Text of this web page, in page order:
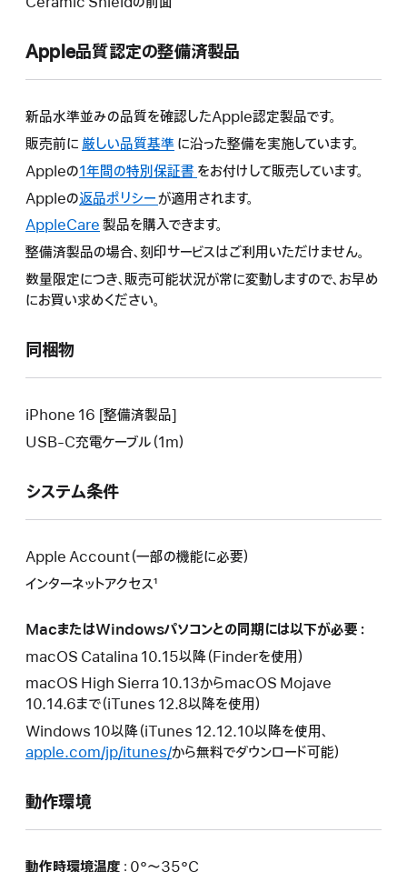
Apple品質認定の整備済製品
新品水準並みの品質を確認したApple認定製品です。
販売前に 厳しい品質基準 に沿った整備を実施しています。
Appleの1年間の特別保証書 こ
の
作
に
よ
ウ
ま
す。
をお付けして販売しています。
Appleの返品ポリシーこ
の
操
作
に
ウ
ン
き
が適用されます。
AppleCare こ
の
作
に
い
ウ
ド
ウ
開
き
す。
製品を購入できます。
整備済製品の場合、刻印サービスはご利用いただけません。
数量限定につき、販売可能状況が常に変動しますので、お早め
にお買い求めください。
同梱物
iPhone 16 [整備済製品]
USB-C充電ケーブル（1m）
システム条件
Apple Account（一部の機能に必要）
インターネットアクセス¹
MacまたはWindowsパソコンとの同期には以下が必要：
macOS Catalina 10.15以降（Finderを使用）
macOS High Sierra 10.13からmacOS Mojave
10.14.6まで（iTunes 12.8以降を使用）
Windows 10以降（iTunes 12.12.10以降を使用、
apple.com/jp/itunes/から無料でダウンロード可能）
動作環境
動作時環境温度 ：0°〜35°C